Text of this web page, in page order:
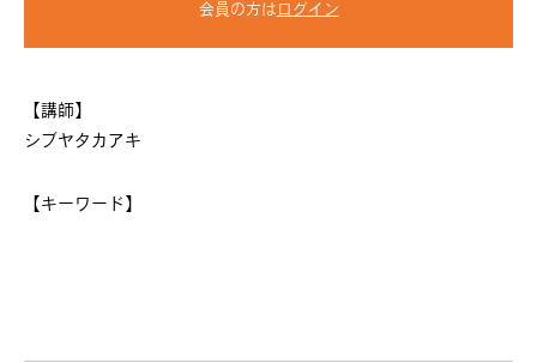
会員の方は ログイン
【講師】
シブヤタカアキ
【キーワード】